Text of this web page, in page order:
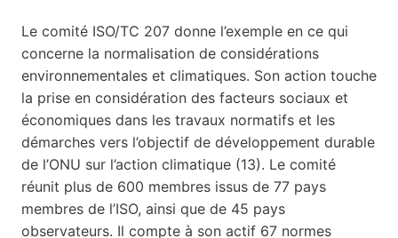
Le comité ISO/TC 207 donne l’exemple en ce qui
concerne la normalisation de considérations
environnementales et climatiques. Son action touche
la prise en considération des facteurs sociaux et
économiques dans les travaux normatifs et les
démarches vers l’objectif de développement durable
de l’ONU sur l’action climatique (13). Le comité
réunit plus de 600 membres issus de 77 pays
membres de l’ISO, ainsi que de 45 pays
observateurs. Il compte à son actif 67 normes